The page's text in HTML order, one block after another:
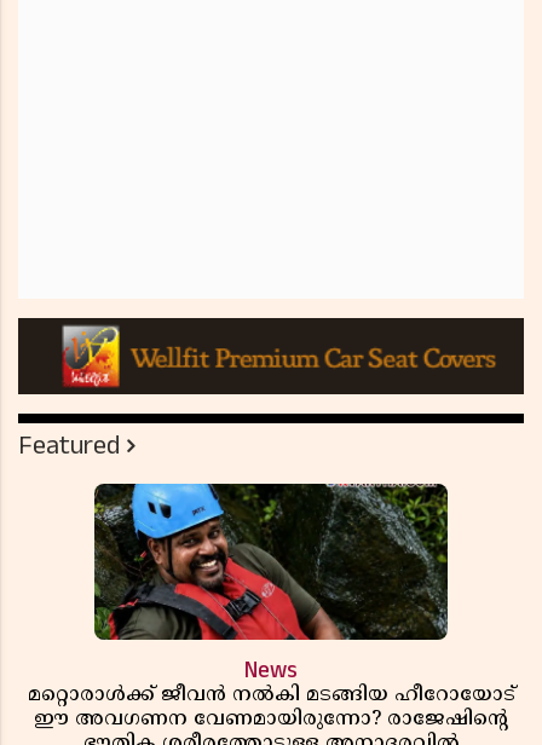
Featured
News
മറ്റൊരാൾക്ക് ജീവൻ നൽകി മടങ്ങിയ ഹീറോയോട്
ഈ അവഗണന വേണമായിരുന്നോ? രാജേഷിൻ്റെ